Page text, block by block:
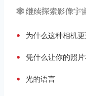
🕸️ 继续探索影像宇
• 为什么这种相机
• 凭什么让你的照
• 光的语言